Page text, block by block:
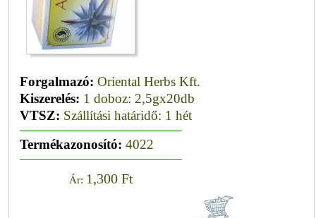
Forgalmazó: Oriental Herbs Kft.
Kiszerelés: 1 doboz: 2,5gx20db
VTSZ: Szállítási határidő: 1 hét
Termékazonosító: 4022
Ár: 1,300 Ft